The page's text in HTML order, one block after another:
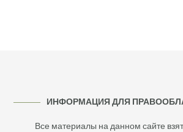
ИНФОРМАЦИЯ ДЛЯ
Все материалы на данном сайте